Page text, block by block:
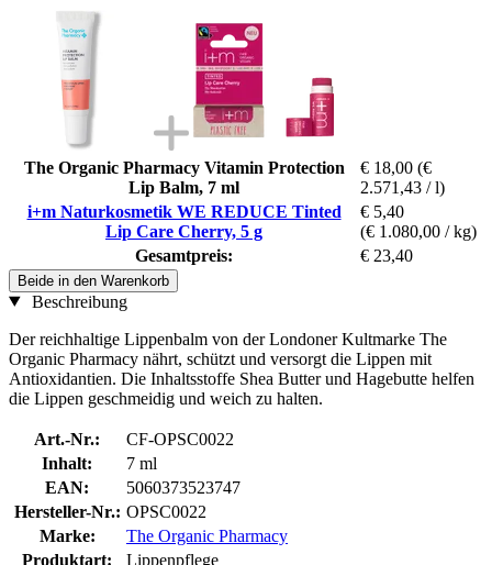
The Organic Pharmacy Vitamin Protection
Lip Balm, 7 ml
€ 18,00 (€
2.571,43 / l)
i+m Naturkosmetik WE REDUCE Tinted
Lip Care Cherry, 5 g
€ 5,40
(€ 1.080,00 / kg)
Gesamtpreis:
€ 23,40
Beide in den Warenkorb
Beschreibung
Der reichhaltige Lippenbalm von der Londoner Kultmarke The
Organic Pharmacy nährt, schützt und versorgt die Lippen mit
Antioxidantien. Die Inhaltsstoffe Shea Butter und Hagebutte helfen
die Lippen geschmeidig und weich zu halten.
Art.-Nr.:
CF-OPSC0022
Inhalt:
7 ml
EAN:
5060373523747
Hersteller-Nr.: OPSC0022
Marke:
The Organic Pharmacy
Produktart:
Lippenpflege